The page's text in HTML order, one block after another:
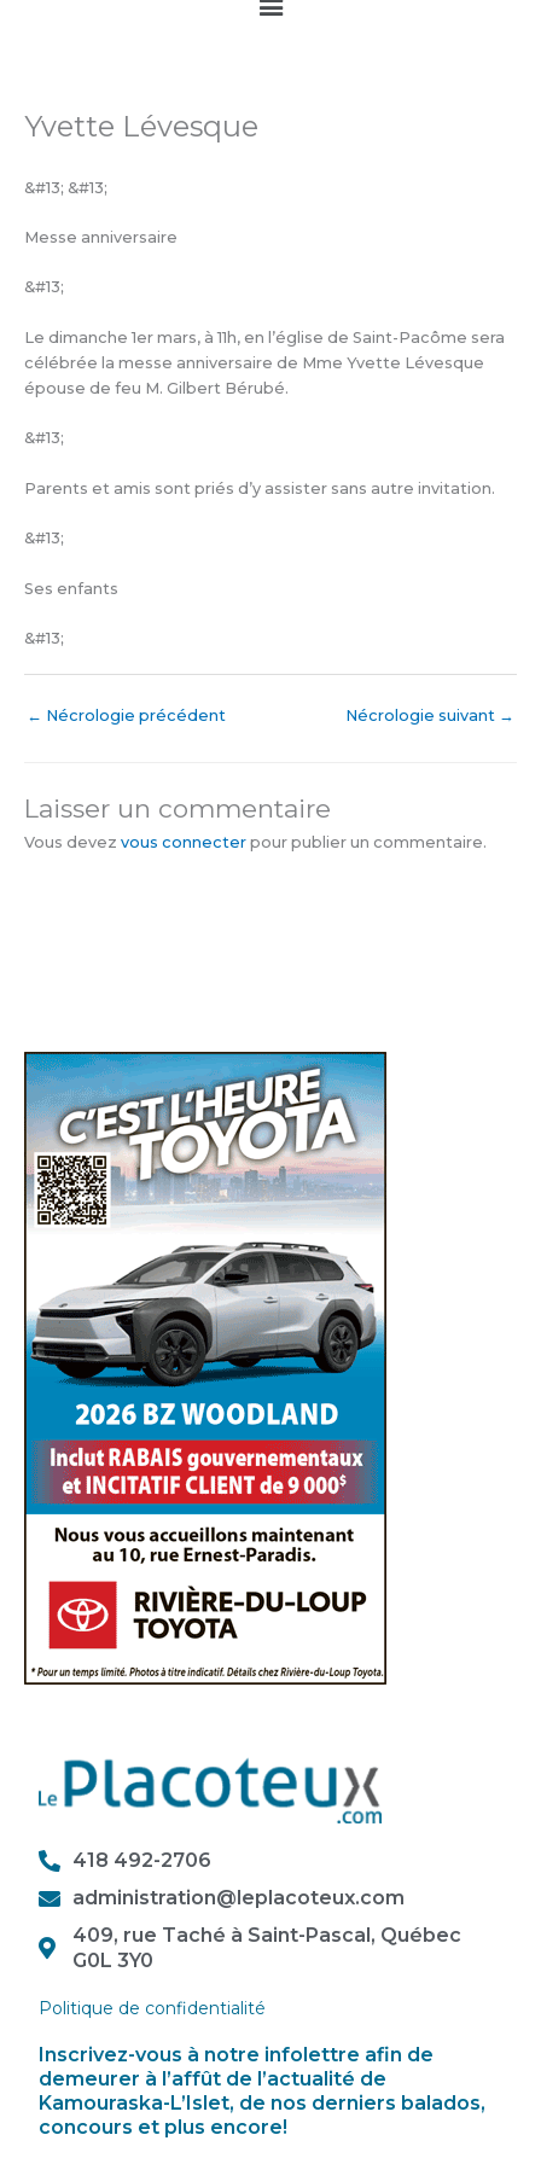
Yvette Lévesque
&#13; &#13;
Messe anniversaire
&#13;
Le dimanche 1er mars, à 11h, en l’église de Saint-Pacôme sera
célébrée la messe anniversaire de Mme Yvette Lévesque
épouse de feu M. Gilbert Bérubé.
&#13;
Parents et amis sont priés d’y assister sans autre invitation.
&#13;
Ses enfants
&#13;
← Nécrologie précédent Nécrologie suivant →
Laisser un commentaire
Vous devez vous connecter pour publier un commentaire.
418 492-2706
administration@leplacoteux.com
409, rue Taché à Saint-Pascal, Québec
G0L 3Y0
Politique de confidentialité
Inscrivez-vous à notre infolettre afin de
demeurer à l’affût de l’actualité de
Kamouraska-L’Islet, de nos derniers balados,
concours et plus encore!